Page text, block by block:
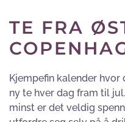
TE FRA
Kjempefin kalender
ny te hver dag fram til
minst er det veldig